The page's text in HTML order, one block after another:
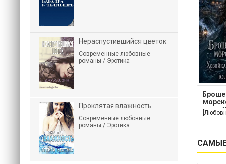
Нераспустившийся цветок
Современные любовные
романы / Эротика
Проклятая влажность
Современные любовные
романы / Эротика